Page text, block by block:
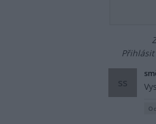
ss